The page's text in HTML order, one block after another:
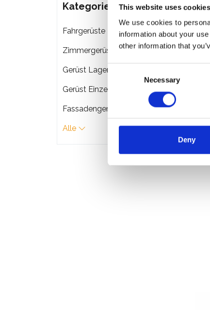
This website uses cookies
We use cookies to
information about your
other information that
Consent
Necessary
Deny
Kategorien
Fahrgerüste
Zimmergerüste
Gerüst Lagerung & Transport
Gerüst Einzelteile
Fassadengerüste
Alle